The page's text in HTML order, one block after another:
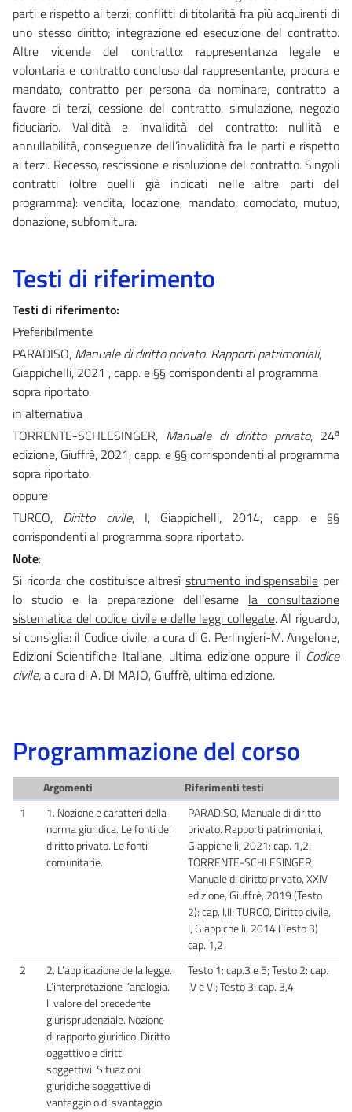
parti e rispetto ai terzi; conflitti di titolarità fra più acquirenti di
uno stesso diritto; integrazione ed esecuzione del contratto.
Altre vicende del contratto: rappresentanza legale e
volontaria e contratto concluso dal rappresentante, procura e
mandato, contratto per persona da nominare, contratto a
favore di terzi, cessione del contratto, simulazione, negozio
fiduciario. Validità e invalidità del contratto: nullità e
annullabilità, conseguenze dell’invalidità fra le parti e rispetto
ai terzi. Recesso, rescissione e risoluzione del contratto. Singoli
contratti (oltre quelli già indicati nelle altre parti del
programma): vendita, locazione, mandato, comodato, mutuo,
donazione, subfornitura.
Testi di riferimento
Testi di riferimento:
Preferibilmente
PARADISO, Manuale di diritto privato. Rapporti patrimoniali,
Giappichelli, 2021 , capp. e §§ corrispondenti al programma
sopra riportato.
in alternativa
TORRENTE-SCHLESINGER, Manuale di diritto privato, 24a
edizione, Giuffrè, 2021, capp. e §§ corrispondenti al programma
sopra riportato.
oppure
TURCO, Diritto civile, I, Giappichelli, 2014, capp. e §§
corrispondenti al programma sopra riportato.
Note:
Si ricorda che costituisce altresìstrumento indispensabile per
lo studio e la preparazione dell’esame la consultazione
sistematica del codice civile e delle leggi collegate. Al riguardo,
si consiglia: il Codice civile, a cura di G. Perlingieri-M. Angelone,
Edizioni Scientifiche Italiane, ultima edizione oppure il Codice
civile,a cura di A. DI MAJO, Giuffrè, ultima edizione.
Programmazione del corso
Argomenti
Riferimenti testi
1
1. Nozione e caratteri della
norma giuridica. Le fonti del
diritto privato. Le fonti
comunitarie.
PARADISO, Manuale di diritto
privato. Rapporti patrimoniali,
Giappichelli, 2021: cap. 1,2;
TORRENTE-SCHLESINGER,
Manuale di diritto privato, XXIV
edizione, Giuffrè, 2019 (Testo
2): cap. I,II; TURCO, Diritto civile,
I, Giappichelli, 2014 (Testo 3)
cap. 1,2
2
2. L’applicazione della legge.
L’interpretazione l’analogia.
Il valore del precedente
giurisprudenziale. Nozione
di rapporto giuridico. Diritto
oggettivo e diritti
soggettivi. Situazioni
giuridiche soggettive di
vantaggio o di svantaggio
Testo 1: cap.3 e 5; Testo 2: cap.
IV e VI; Testo 3: cap. 3,4